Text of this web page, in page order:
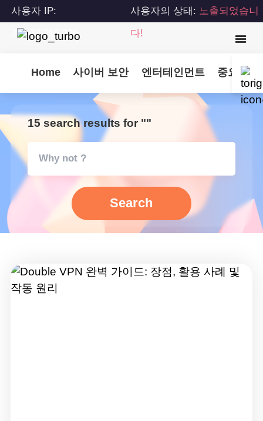
사용자 IP:
216.73.216.226
사용자의 상태: 노출되었습니
다!
Home 사이버 보안 엔터테인먼트 중요 업
15 search results for ""
Search